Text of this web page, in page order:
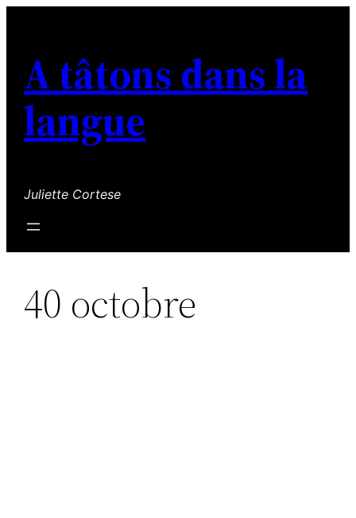
contenu
A tâtons dans la
langue
Juliette Cortese
40 octobre